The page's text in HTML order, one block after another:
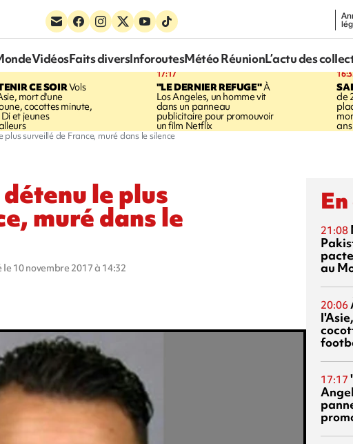
VidéosFaits diversInforoutesMétéo RéunionL’actu des
CE SOIRVols
mort d'une
cocottes minute,
et jeunes
17:17
"LE DERNIER REFUGE"À
Los Angeles, un homme vit
dans un panneau
publicitaire pour promouvoir
un film Netflix
de
ans
surveillé de France, muré dans le silence
le plus
muré dans le
10 novembre 2017 à 14:32
21:08
au
20:06
17:17